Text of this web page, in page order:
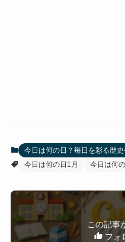
今日は何の日？毎日を彩る歴史
今日は何の日1月
今日は何
この記事
フォ